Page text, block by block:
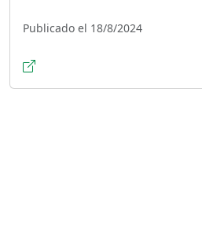
Publicado el 18/8/2024